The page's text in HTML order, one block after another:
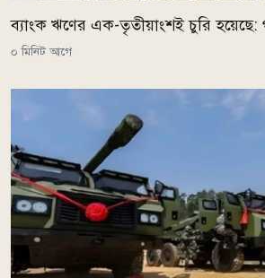
ব্যাংক ঋণের এক-তৃতীয়াংশই চুরি হয়েছে:
০ মিনিট আগে